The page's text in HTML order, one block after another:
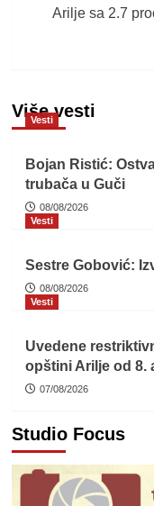
Arilje sa 2.7
Više vesti
Vesti
Bojan Ristić:
trubača u Guči
08/08/2026
Vesti
Sestre Gobović:
08/08/2026
Vesti
Uvedene
opštini Arilje od 8.
07/08/2026
Studio Focus